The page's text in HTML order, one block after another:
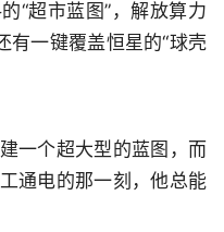
“超市蓝图”，解放算力
有一键覆盖恒星的“球壳
一个超大型的蓝图，而
通电的那一刻，他总能